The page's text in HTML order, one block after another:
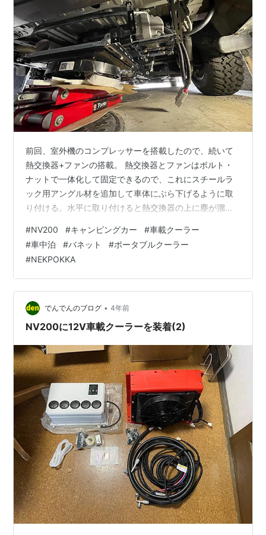
前回、室外機のコンプレッサーを搭載したので、続いて
熱交換器+ファンの搭載。 熱交換器とファンはボルト・
ナットで一体化して固定できるので、これにスチールラ
ック用アングル材を追加して車体にぶら下げるように取
り付ける。水平に取り付けると熱交換器の上に塵が溜ま
機の取り付け。こちらは室外機に比べると特に苦労はな
く、L型アルミ材2本で取り付け。 さて、いよいよ室内機
と室外機の配線、配管のため、一番厄介な穴開け加工を
開始。 場所は後部右隅、φ60mmの穴を開けた。 高圧、
低圧ホースは、配管後出来るだけ断熱処理。 サブバッテ
リーに繋ぎ電源が入る事を確認して、…
#NV200 #キャンピングカー #車載クーラー
#車中泊 #バネット #ポータブルクーラー
#NEKPOKKA
でんでんのブログ • 4年前
NV200に12V車載クーラーを装着(2)